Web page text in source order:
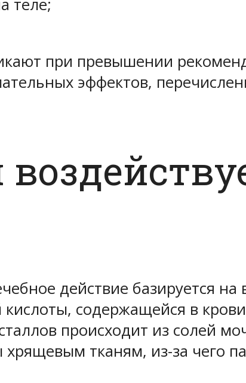
теле;
при превышении
эффектов,
действие базируется
содержащейся в
происходит из солей
хрящевым тканям, из-за чего